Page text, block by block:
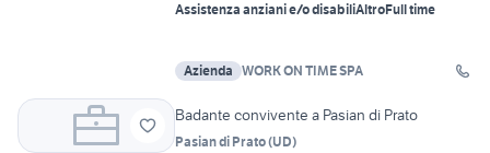
Assistenza anziani e/o disabiliAltroFull time
Azienda WORK ON TIME SPA
Badante convivente a Pasian di Prato
Pasian di Prato(UD)